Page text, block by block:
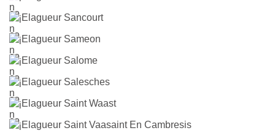
Elagueur Sancourt
Elagueur Sameon
Elagueur Salome
Elagueur Salesches
Elagueur Saint Waast
Elagueur Saint Vaasaint En Cambresis